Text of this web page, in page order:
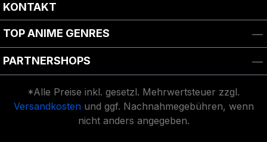
KONTAKT
TOP ANIME GENRES
PARTNERSHOPS
*Alle Preise inkl. gesetzl. Mehrwertsteuer zzgl.
Versandkosten und ggf. Nachnahmegebühren, wenn
nicht anders angegeben.